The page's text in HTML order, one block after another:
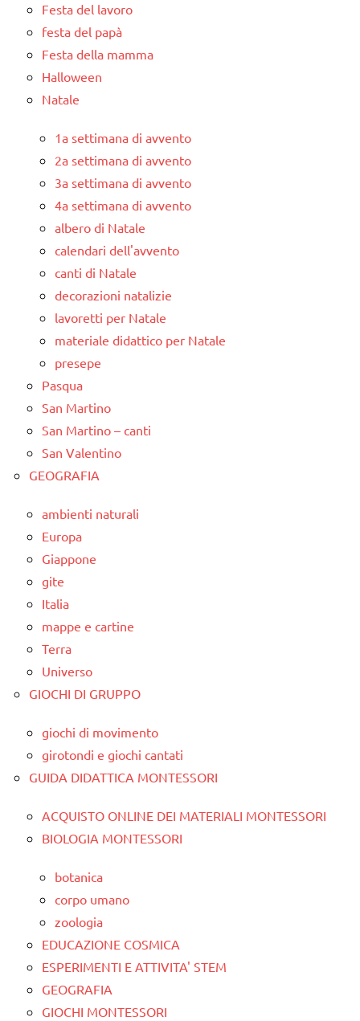
Festa del lavoro
festa del papà
Festa della mamma
Halloween
Natale
1a settimana di avvento
2a settimana di avvento
3a settimana di avvento
4a settimana di avvento
albero di Natale
calendari dell'avvento
canti di Natale
decorazioni natalizie
lavoretti per Natale
materiale didattico per Natale
presepe
Pasqua
San Martino
San Martino – canti
San Valentino
GEOGRAFIA
ambienti naturali
Europa
Giappone
gite
Italia
mappe e cartine
Terra
Universo
GIOCHI DI GRUPPO
giochi di movimento
girotondi e giochi cantati
GUIDA DIDATTICA MONTESSORI
ACQUISTO ONLINE DEI MATERIALI MONTESSORI
BIOLOGIA MONTESSORI
botanica
corpo umano
zoologia
EDUCAZIONE COSMICA
ESPERIMENTI E ATTIVITA' STEM
GEOGRAFIA
GIOCHI MONTESSORI